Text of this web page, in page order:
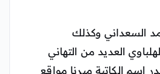
السعداني وكذلك
العديد من التهاني
إسم الكاتبة ميرنا مواقع